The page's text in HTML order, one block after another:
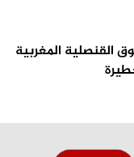
القنصلية المغربية